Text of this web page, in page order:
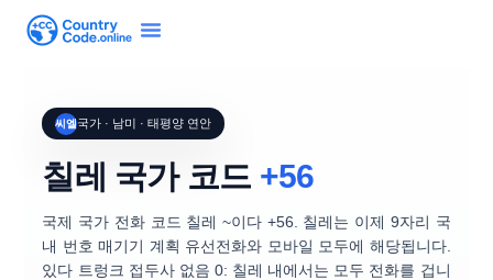
씨엘국가 · 남미 · 태평양 연안
칠레 국가 코드 +56
국제 국가 전화 코드 칠레 ~이다 +56 . 칠레는 이제 9자리 국
내 번호 매기기 계획 유선전화와 모바일 모두에 해당됩니다.
있다 트렁크 접두사 없음 0: 칠레 내에서는 모두 전화를 겁니